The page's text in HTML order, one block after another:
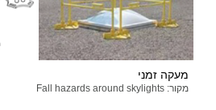
מעקה זמני
מקור: Fall hazards around skylights